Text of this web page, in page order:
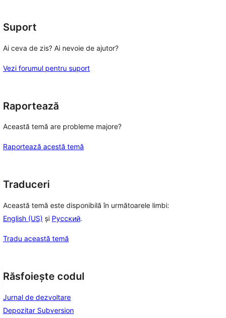
Suport
Ai ceva de zis? Ai nevoie de ajutor?
Vezi forumul pentru suport
Raportează
Această temă are probleme majore?
Raportează acestă temă
Traduceri
Această temă este disponibilă în următoarele limbi:
English (US) și Русский.
Tradu această temă
Răsfoiește codul
Jurnal de dezvoltare
Depozitar Subversion